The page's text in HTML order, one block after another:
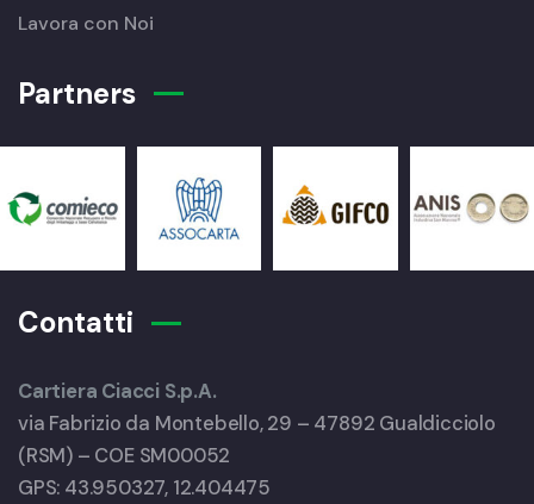
Lavora con Noi
Partners
Contatti
Cartiera Ciacci S.p.A.
via Fabrizio da Montebello, 29 – 47892 Gualdicciolo
(RSM) – COE SM00052
GPS: 43.950327, 12.404475